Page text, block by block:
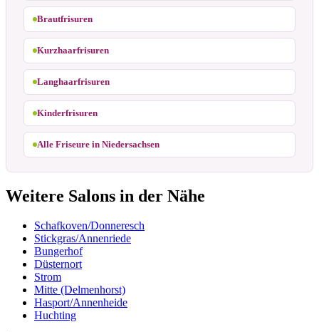
Brautfrisuren
Kurzhaarfrisuren
Langhaarfrisuren
Kinderfrisuren
Alle Friseure in Niedersachsen
Weitere Salons in der Nähe
Schafkoven/Donneresch
Stickgras/Annenriede
Bungerhof
Düsternort
Strom
Mitte (Delmenhorst)
Hasport/Annenheide
Huchting